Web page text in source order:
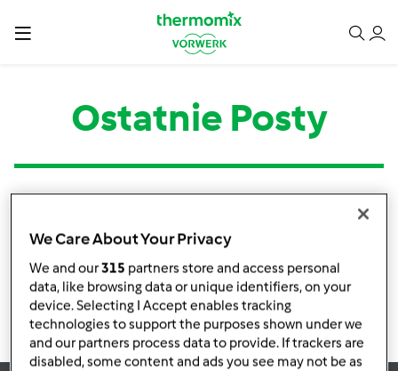
Ostatnie Posty
Ostatni post
Brak informacji o aktywnościach
We Care About Your Privacy
We and our315 partners store and access personal
data, like browsing data or unique identifiers, on your
device. Selecting I Accept enables tracking
technologies to support the purposes shown under we
and our partners process data to provide. If trackers are
disabled, some content and ads you see may not be as